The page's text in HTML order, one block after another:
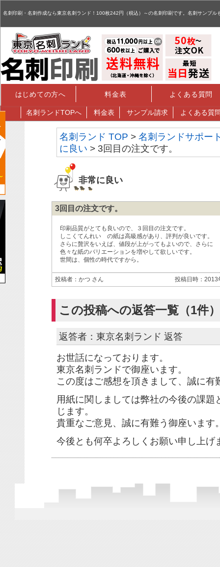
名刺印刷・名刺作成なら東京名刺ランド！100枚242円（税込）～の名刺印刷です。名刺サンプル
はじめての方へ 料金表 よくある質問
名刺 ランドTOPへ 料金表 サンプル請求 よくある質
名刺ランド TOP > 名刺ランドサポー
に良い > 3回目の注文です。
非常に良い
3回目の注文です。
投稿者：かつ さん 投稿日時：
印刷品質がとても良いので、３回目の注文です。
しこくてんれい の紙は高級感があり、評判が良いです。
さらに贅沢をいえば、値段が上がってもよいので、さらに
色々な紙のバリエーションを増やして欲しいです。
世間は、個性の時代ですから。
この投稿への返答一覧（1件）
返答者：東京名刺ランド 返答
お世話になっております。
東京名刺ランドで御座います。
この度はご感想を頂きまして、誠に有
用紙に関しましては弊社の今後の課
じます。
貴重なご意見、誠に有難う御座います
今後とも何卒よろしくお願い申し上げ